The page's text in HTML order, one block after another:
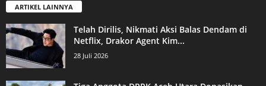
ARTIKEL LAINNYA
Telah Dirilis, Nikmati Aksi Balas Dendam di
Netflix, Drakor Agent Kim...
28 Juli 2026